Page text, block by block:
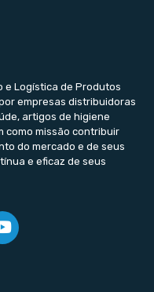
e Logística de Produtos
empresas distribuidoras
artigos de higiene
como missão contribuir
do mercado e de seus
e eficaz de seus